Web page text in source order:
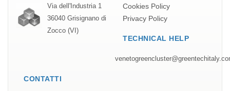
Via dell'Industria 1
36040 Grisignano di
Zocco (VI)
Cookies Policy
Privacy Policy
TECHNICAL HELP
CONTATTI